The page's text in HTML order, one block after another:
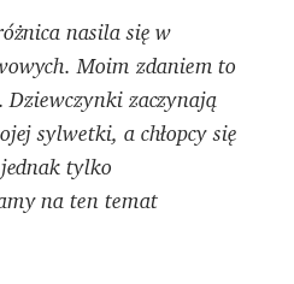
nasila się w
Moim zdaniem to
zaczynają
sylwetki, a chłopcy się
tylko
na ten temat